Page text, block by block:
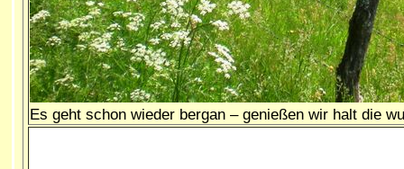
Es geht schon wieder bergan – genießen wir halt die